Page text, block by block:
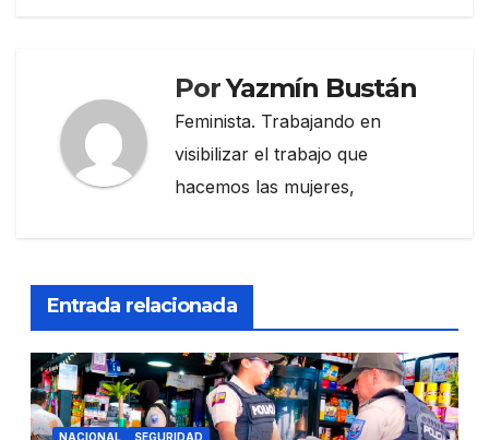
PorYazmín Bustán
Feminista. Trabajando en
visibilizar el trabajo que
hacemos las mujeres,
Entrada relacionada
NACIONAL SEGURIDAD